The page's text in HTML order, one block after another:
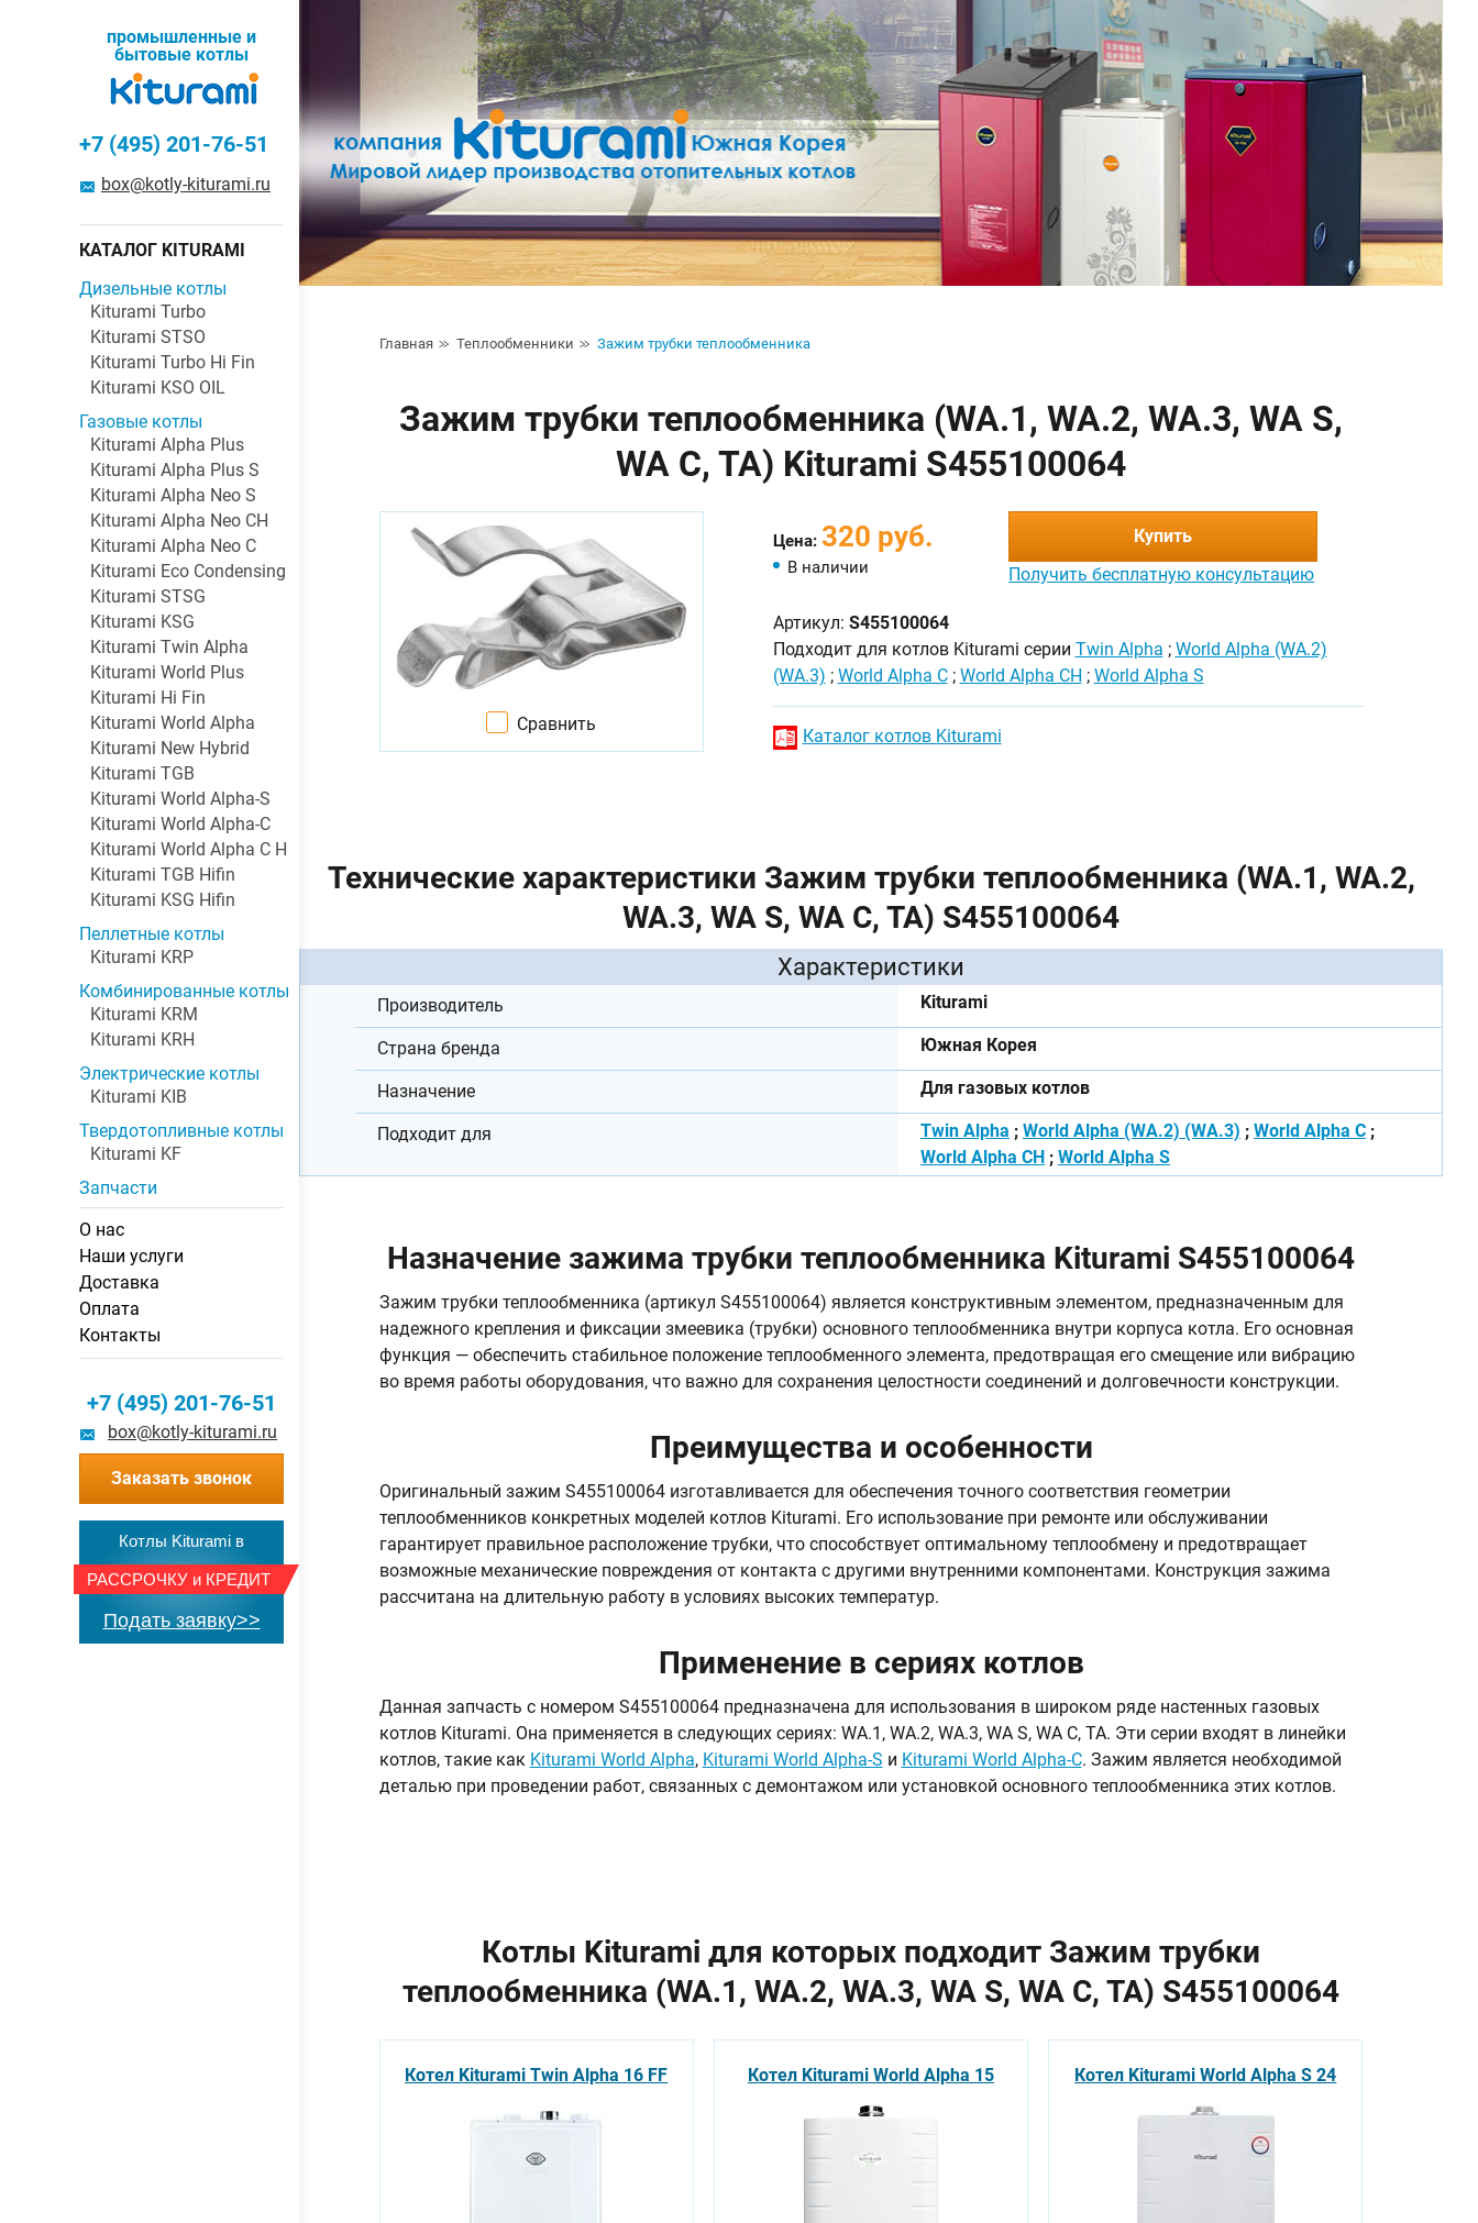
Главная Теплообменники Зажим трубки теплообменника
Зажим трубки теплообменника (WA.1, WA.2, WA.3, WA S,
WA C, TA) Kiturami S455100064
Сравнить
Цена: 320 руб.
В наличии
Купить
Получить бесплатную консультацию
Артикул: S455100064
Подходит для котлов Kiturami серии Twin Alpha ; World Alpha (WA.2)
(WA.3) ; World Alpha C; World Alpha CH ; World Alpha S
Каталог котлов Kiturami
Технические характеристики Зажим трубки теплообменника (WA.1, WA.2,
WA.3, WA S, WA C, TA) S455100064
Характеристики
Производитель Kiturami
Страна бренда Южная Корея
Назначение Для газовых котлов
Подходит для Twin Alpha ; World Alpha (WA.2) (WA.3) ; World Alpha C ;
World Alpha CH ; World Alpha S
Назначение зажима трубки теплообменника Kiturami S455100064
Зажим трубки теплообменника (артикул S455100064) является конструктивным элементом, предназначенным для
надежного крепления и фиксации змеевика (трубки) основного теплообменника внутри корпуса котла. Его основная
функция — обеспечить стабильное положение теплообменного элемента, предотвращая его смещение или вибрацию
во время работы оборудования, что важно для сохранения целостности соединений и долговечности конструкции.
Преимущества и особенности
Оригинальный зажим S455100064 изготавливается для обеспечения точного соответствия геометрии
теплообменников конкретных моделей котлов Kiturami. Его использование при ремонте или обслуживании
гарантирует правильное расположение трубки, что способствует оптимальному теплообмену и предотвращает
возможные механические повреждения от контакта с другими внутренними компонентами. Конструкция зажима
рассчитана на длительную работу в условиях высоких температур.
Применение в сериях котлов
Данная запчасть с номером S455100064 предназначена для использования в широком ряде настенных газовых
котлов Kiturami. Она применяется в следующих сериях: WA.1, WA.2, WA.3, WA S, WA C, TA. Эти серии входят в линейки
котлов, такие как Kiturami World Alpha, Kiturami World Alpha-S и Kiturami World Alpha-C. Зажим является необходимой
деталью при проведении работ, связанных с демонтажом или установкой основного теплообменника этих котлов.
Котлы Kiturami для которых подходит Зажим трубки
теплообменника (WA.1, WA.2, WA.3, WA S, WA C, TA) S455100064
Котел Kiturami Twin Alpha 16 FF Котел Kiturami World Alpha 15 Котел Kiturami World Alpha S 24
промышленные и
бытовые котлы
+7 (495) 201-76-51
box@kotly-kiturami.ru
КАТАЛОГ KITURAMI
Дизельные котлы
Kiturami Turbo
Kiturami STSO
Kiturami Turbo Hi Fin
Kiturami KSO OIL
Газовые котлы
Kiturami Alpha Plus
Kiturami Alpha Plus S
Kiturami Alpha Neo S
Kiturami Alpha Neo CH
Kiturami Alpha Neo C
Kiturami Eco Condensing
Kiturami STSG
Kiturami KSG
Kiturami Twin Alpha
Kiturami World Plus
Kiturami Hi Fin
Kiturami World Alpha
Kiturami New Hybrid
Kiturami TGB
Kiturami World Alpha-S
Kiturami World Alpha-C
Kiturami World Alpha C H
Kiturami TGB Hifin
Kiturami KSG Hifin
Пеллетные котлы
Kiturami KRP
Комбинированные котлы
Kiturami KRM
Kiturami KRH
Электрические котлы
Kiturami KIB
Твердотопливные котлы
Kiturami KF
Запчасти
О нас
Наши услуги
Доставка
Оплата
Контакты
+7 (495) 201-76-51
box@kotly-kiturami.ru
Заказать звонок
Котлы Kiturami в
РАССРОЧКУ и КРЕДИТ
Подать заявку>>